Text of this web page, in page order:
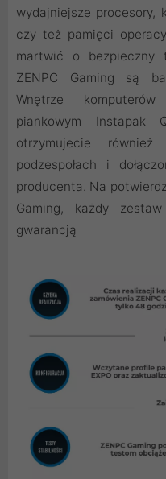
wydajniejsze procesory,
czy też pamięci
martwić o bezpieczny
ZENPC Gaming są
Wnętrze komputerów
piankowym Instapak
otrzymujecie
podzespołach i
producenta. Na
Gaming, każdy
gwarancją